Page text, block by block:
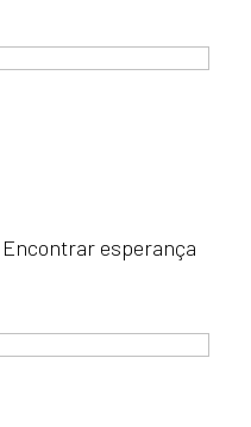
Encontrar esperança